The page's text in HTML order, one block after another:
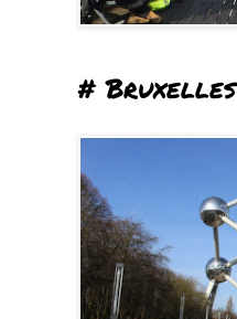
# Bruxelles